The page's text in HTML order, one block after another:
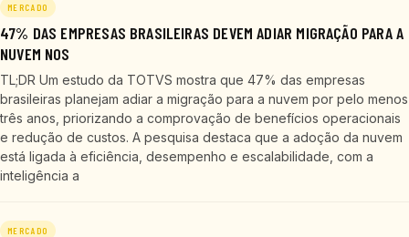
MERCADO
47% DAS EMPRESAS BRASILEIRAS DEVEM ADIAR MIGRAÇÃO PARA A
NUVEM NOS
TL;DR Um estudo da TOTVS mostra que 47% das empresas
brasileiras planejam adiar a migração para a nuvem por pelo menos
três anos, priorizando a comprovação de benefícios operacionais
e redução de custos. A pesquisa destaca que a adoção da nuvem
está ligada à eficiência, desempenho e escalabilidade, com a
inteligência a
MERCADO